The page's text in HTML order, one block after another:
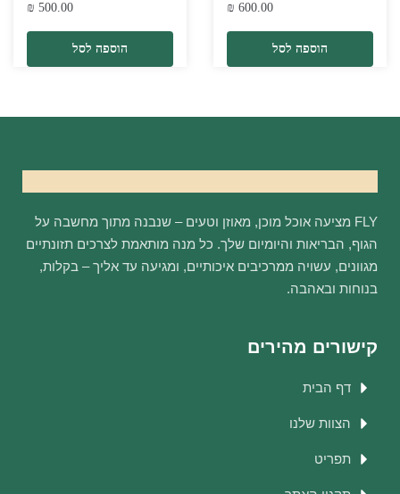
600.00
₪
הוספה לסל
500.00
₪
הוספה לסל
FLY מציעה אוכל מוכן, מאוזן וטעים – שנבנה מתוך מחשבה על
הגוף, הבריאות והיומיום שלך. כל מנה מותאמת לצרכים תזונתיים
מגוונים, עשויה ממרכיבים איכותיים, ומגיעה עד אליך – בקלות,
בנוחות ובאהבה.
קישורים מהירים
דף הבית
הצוות שלנו
תפריט